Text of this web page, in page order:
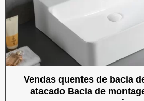
Vendas quentes de bacia
atacado Bacia de